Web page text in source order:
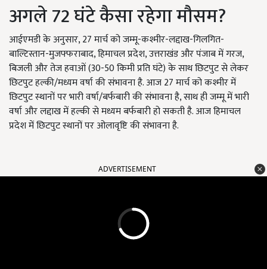
अगले 72 घंटे कैसा रहेगा मौसम?
आईएमडी के अनुसार, 27 मार्च को जम्मू-कश्मीर-लद्दाख-गिलगित-
बाल्टिस्तान-मुजफ्फराबाद, हिमाचल प्रदेश, उत्तराखंड और पंजाब में गरज,
बिजली और तेज हवाओं (30-50 किमी प्रति घंटे) के साथ छिटपुट से लेकर
छिटपुट हल्की/मध्यम वर्षा की संभावना है. आज 27 मार्च को कश्मीर में
छिटपुट स्थानों पर भारी वर्षा/बर्फबारी की संभावना है, साथ ही जम्मू में भारी
वर्षा और लद्दाख में हल्की से मध्यम बर्फबारी हो सकती है. आज हिमाचल
प्रदेश में छिटपुट स्थानों पर ओलावृष्टि की संभावना है.
ADVERTISEMENT